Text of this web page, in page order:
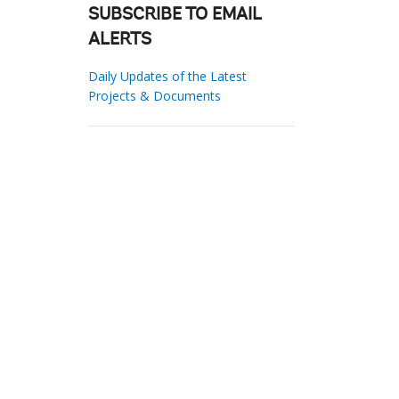
SUBSCRIBE TO EMAIL
ALERTS
Daily Updates of the Latest
Projects & Documents